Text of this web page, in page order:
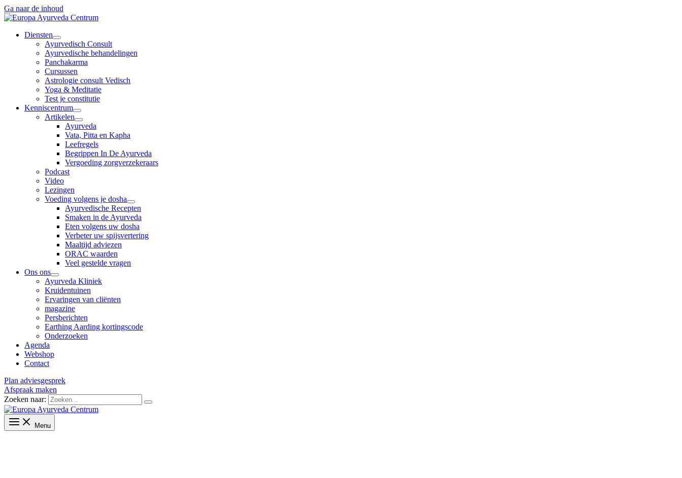
Ga naar de inhoud
Diensten
Ayurvedisch Consult
Ayurvedische behandelingen
Panchakarma
Cursussen
Astrologie consult Vedisch
Yoga & Meditatie
Test je constitutie
Kenniscentrum
Artikelen
Ayurveda
Vata, Pitta en Kapha
Leefregels
Begrippen In De Ayurveda
Vergoeding zorgverzekeraars
Podcast
Video
Lezingen
Voeding volgens je dosha
Ayurvedische Recepten
Smaken in de Ayurveda
Eten volgens uw dosha
Verbeter uw spijsvertering
Maaltijd adviezen
ORAC waarden
Veel gestelde vragen
Ons ons
Ayurveda Kliniek
Kruidentuinen
Ervaringen van cliënten
magazine
Persberichten
Earthing Aarding kortingscode
Onderzoeken
Agenda
Webshop
Contact
Plan adviesgesprek
Afspraak maken
Zoeken naar:
Menu